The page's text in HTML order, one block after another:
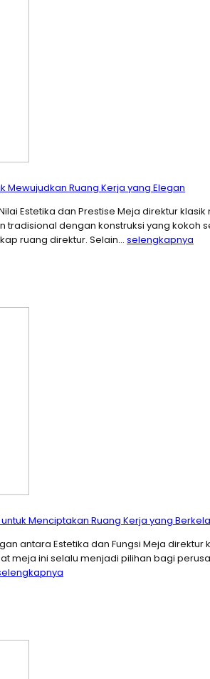
Mewujudkan Ruang Kerja yang Elegan
Estetika dan Prestise Meja direktur
tradisional dengan konstruksi yang
ruang direktur. Selain… selengkapnya
Menciptakan Ruang Kerja yang
antara Estetika dan Fungsi Meja
meja ini selalu menjadi pilihan bagi